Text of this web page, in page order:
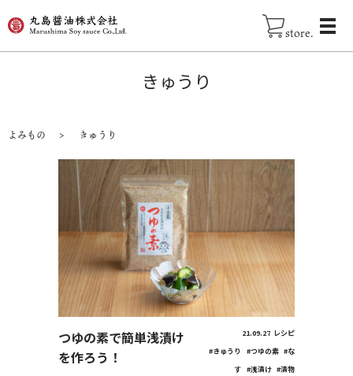
store.
きゅうり
よみもの きゅうり
つゆの素で簡単浅漬け
を作ろう！
21.09.27 レシピ
#きゅうり
#つゆの素 #な
す #浅漬け #漬物